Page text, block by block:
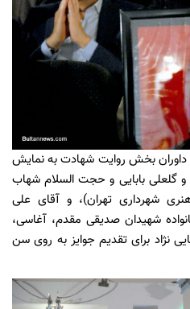
داوران بخش روایت شهادت به نمایش
گلعلی بابایی و حجت السلام شهاب
شهرداری تهران)، و آقای علی
شهیدان صدیقی مقدم، آغاسی،
نژاد برای تقدیم جوایز به روی سن